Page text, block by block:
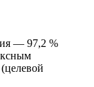
— 97,2 %